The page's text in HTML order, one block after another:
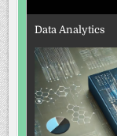
Data Analytics